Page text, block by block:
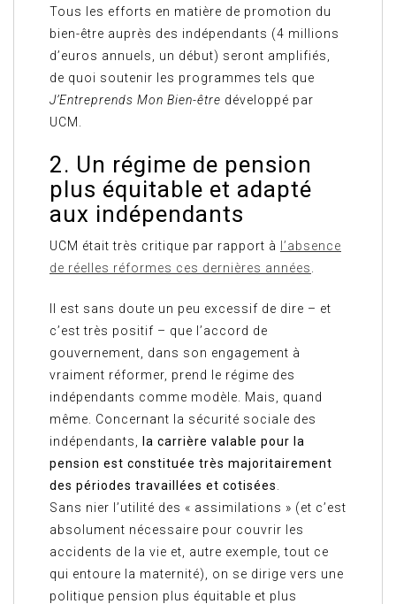
Tous les efforts en matière de promotion du
bien-être auprès des indépendants (4 millions
d’euros annuels, un début) seront amplifiés,
de quoi soutenir les programmes tels que
J’Entreprends Mon Bien-être développé par
UCM.
2. Un régime de pension
plus équitable et adapté
aux indépendants
UCM était très critique par rapport à
l’absence
de réelles réformes ces dernières années
Il est sans doute un peu excessif de dire – et
c’est très positif – que l’accord de
gouvernement, dans son engagement à
vraiment réformer, prend le régime des
indépendants comme modèle. Mais, quand
même. Concernant la sécurité sociale des
indépendants,
la carrière valable pour la
pension est constituée très majoritairement
des périodes travaillées et cotisées
Sans nier l’utilité des « assimilations » (et c’est
absolument nécessaire pour couvrir les
accidents de la vie et, autre exemple, tout ce
qui entoure la maternité), on se dirige vers une
politique pension plus équitable et plus